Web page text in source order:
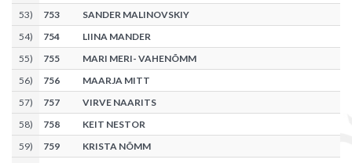
53) 753
SANDER MALINOVSKIY
54) 754
LIINA MANDER
55) 755
MARI MERI- VAHENÕMM
56) 756
MAARJA MITT
57) 757
VIRVE NAARITS
58) 758
KEIT NESTOR
59) 759
KRISTA NÕMM